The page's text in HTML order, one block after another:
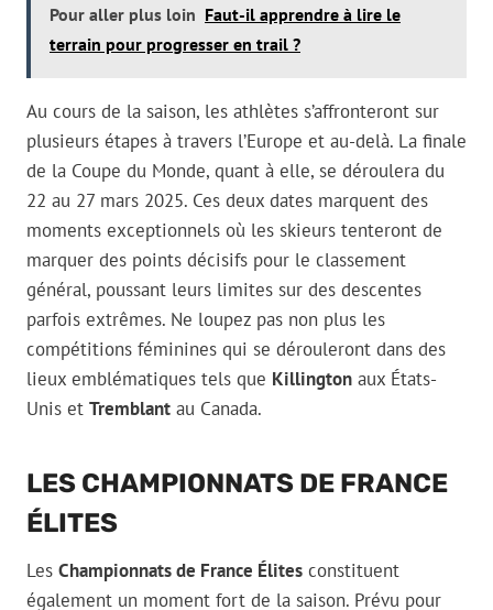
Pour aller plus loin Faut-il apprendre à lire le
terrain pour progresser en trail ?
Au cours de la saison, les athlètes s’affronteront sur
plusieurs étapes à travers l’Europe et au-delà. La finale
de la Coupe du Monde, quant à elle, se déroulera du
22 au 27 mars 2025. Ces deux dates marquent des
moments exceptionnels où les skieurs tenteront de
marquer des points décisifs pour le classement
général, poussant leurs limites sur des descentes
parfois extrêmes. Ne loupez pas non plus les
compétitions féminines qui se dérouleront dans des
lieux emblématiques tels que Killington aux États-
Unis et Tremblant au Canada.
LES CHAMPIONNATS DE FRANCE
ÉLITES
Les Championnats de France Élites constituent
également un moment fort de la saison. Prévu pour